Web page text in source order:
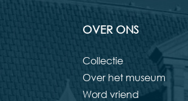
OVER ONS
Collectie
Over het museum
Word vriend